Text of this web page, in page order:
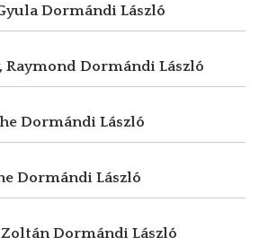
Dormándi László
Raymond Dormándi László
Dormándi László
Dormándi László
ZoltánDormándi László